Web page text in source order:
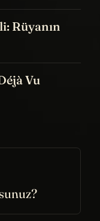
Rüyanın
Vu